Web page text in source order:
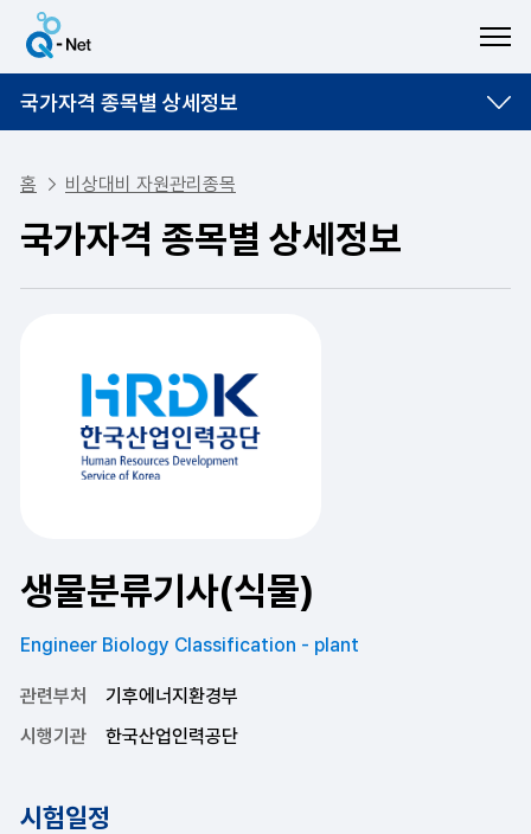
국가자격 종목별 상세정보
홈 비상대비 자원관리종목
국가자격 종목별 상세정보
생물분류기사(식물)
Engineer Biology Classification - plant
관련부처
기후에너지환경부
시행기관
한국산업인력공단
시험일정